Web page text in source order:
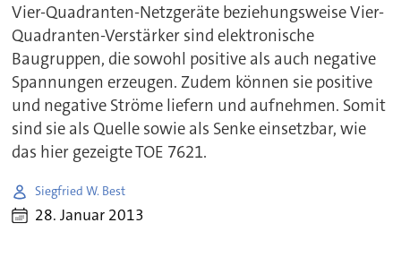
Vier-Quadranten-Netzgeräte beziehungsweise Vier-
Quadranten-Verstärker sind elektronische
Baugruppen, die sowohl positive als auch negative
Spannungen erzeugen. Zudem können sie positive
und negative Ströme liefern und aufnehmen. Somit
sind sie als Quelle sowie als Senke einsetzbar, wie
das hier gezeigte TOE 7621.
Siegfried W. Best
28. Januar 2013